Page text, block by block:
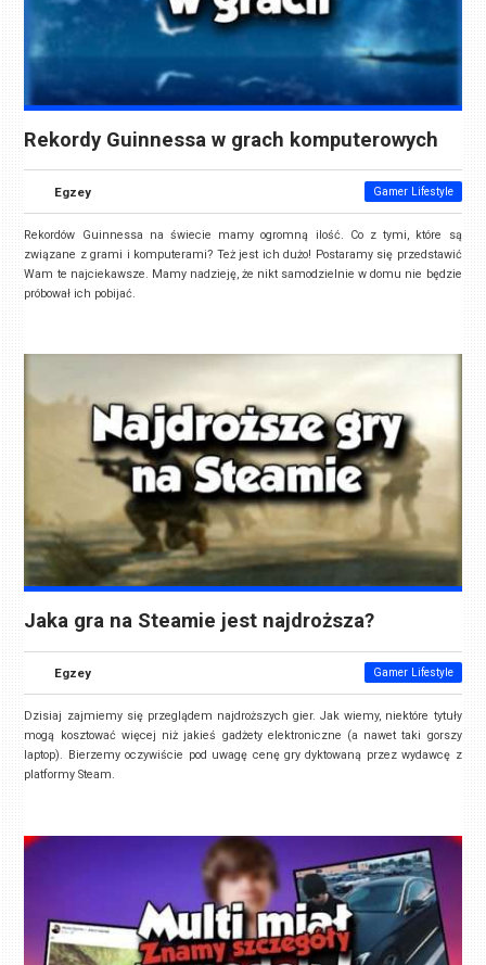
Rekordy Guinnessa w grach komputerowych
Egzey Gamer Lifestyle
Rekordów Guinnessa na świecie mamy ogromną ilość. Co z tymi, które są
związane z grami i komputerami? Też jest ich dużo! Postaramy się przedstawić
Wam te najciekawsze. Mamy nadzieję, że nikt samodzielnie w domu nie będzie
próbował ich pobijać.
Jaka gra na Steamie jest najdroższa?
Egzey Gamer Lifestyle
Dzisiaj zajmiemy się przeglądem najdroższych gier. Jak wiemy, niektóre tytuły
mogą kosztować więcej niż jakieś gadżety elektroniczne (a nawet taki gorszy
laptop). Bierzemy oczywiście pod uwagę cenę gry dyktowaną przez wydawcę z
platformy Steam.